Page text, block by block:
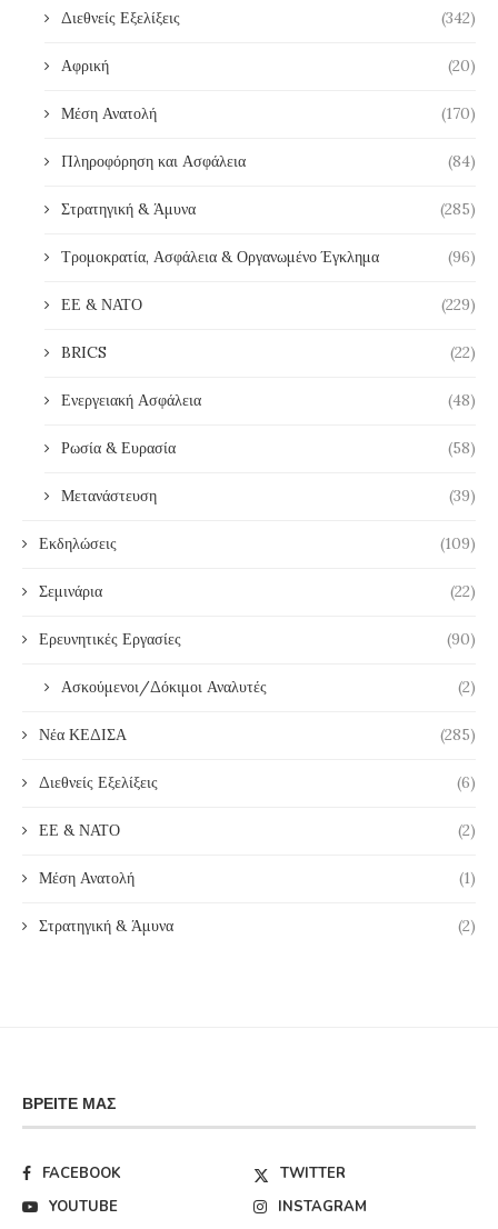
Διεθνείς Εξελίξεις (342)
Αφρική (20)
Μέση Ανατολή (170)
Πληροφόρηση και Ασφάλεια (84)
Στρατηγική & Άμυνα (285)
Τρομοκρατία, Ασφάλεια & Οργανωμένο Έγκλημα (96)
ΕΕ & ΝΑΤΟ (229)
BRICS (22)
Ενεργειακή Ασφάλεια (48)
Ρωσία & Ευρασία (58)
Μετανάστευση (39)
Εκδηλώσεις (109)
Σεμινάρια (22)
Ερευνητικές Εργασίες (90)
Ασκούμενοι/Δόκιμοι Αναλυτές (2)
Νέα ΚΕΔΙΣΑ (285)
Διεθνείς Εξελίξεις (6)
ΕΕ & ΝΑΤΟ (2)
Μέση Ανατολή (1)
Στρατηγική & Άμυνα (2)
ΒΡΕΊΤΕ ΜΑΣ
FACEBOOK
TWITTER
YOUTUBE
INSTAGRAM